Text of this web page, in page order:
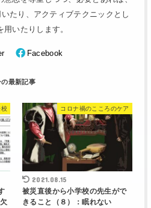
たり、アクティブテクニックとし
いたりします。
Facebook
コロナ禍のこころのケア
2021.08.15
被災直後から小学校の先生がで
きること（８）：眠れない